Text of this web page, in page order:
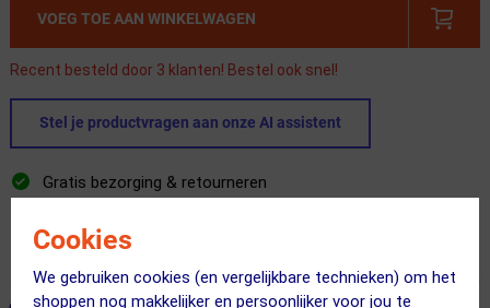
Cookies
We gebruiken cookies (en vergelijkbare technieken) om het
shoppen nog makkelijker en persoonlijker voor jou te
VOEG TOE AAN WINKELWAGEN
Recent besteld door 3 klanten! Bestel ook snel!
Stel je productvragen aan onze AI assistent
Gratis bezorging & retourneren
365 dagen retourrecht